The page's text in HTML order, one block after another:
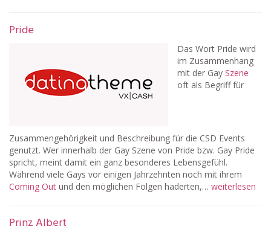
Pride
Das Wort Pride wird
im Zusammenhang
mit der Gay Szene
oft als Begriff für
Zusammengehörigkeit und Beschreibung für die CSD Events
genutzt. Wer innerhalb der Gay Szene von Pride bzw. Gay Pride
spricht, meint damit ein ganz besonderes Lebensgefühl.
Während viele Gays vor einigen Jahrzehnten noch mit ihrem
Coming Out und den möglichen Folgen haderten,… weiterlesen
Prinz Albert